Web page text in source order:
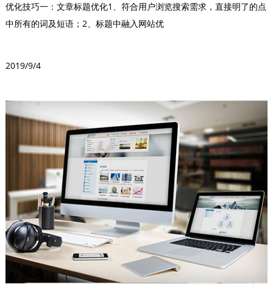
优化技巧一：文章标题优化1、符合用户浏览搜索需求，直接明了的点
中所有的词及短语；2、标题中融入网站优
2019/9/4